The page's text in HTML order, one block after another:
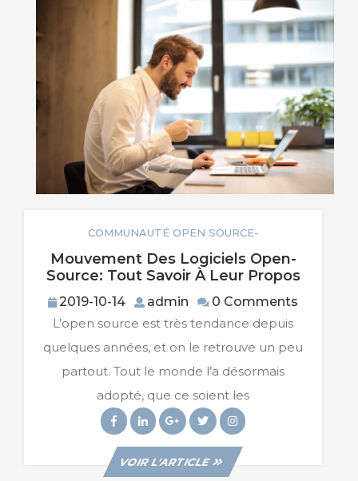
COMMUNAUTÉ OPEN SOURCE-
Mouvement Des Logiciels Open-
Source: Tout Savoir À Leur Propos
Source:
2019-10-14
2019-
10-
admin admin
0 Comments
L’open source est très tendance depuis
quelques années, et on le retrouve un peu
partout. Tout le monde l’a désormais
adopté, que ce soient les
Facebook
LinkedinGoogleplus
TwitterInstagram
VOIR L'ARTICLE
VIEW
POST